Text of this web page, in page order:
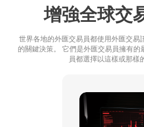
增強全球交
世界各地的外匯交易員都使用外匯交易
的關鍵決策。 它們是外匯交易員擁有
員都選擇以這樣或那樣